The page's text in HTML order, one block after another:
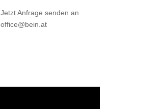
Jetzt Anfrage senden an
office@bein.at